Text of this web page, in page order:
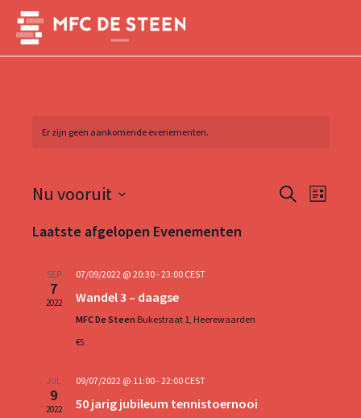
naar
inhoud
Er zijn geen aankomende evenementen.
Zoeken
Lijst
Nu vooruit
een
Laatste afgelopen Evenementen
SEP
7
2022
07/09/2022 @ 20:30-23:00 CEST
Wandel 3 – daagse
MFC De Steen Bukestraat 1, Heerewaarden
€5
JUL
9
2022
09/07/2022 @ 11:00-22:00 CEST
50 jarig jubileum tennistoernooi